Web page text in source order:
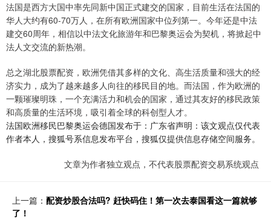
法国是西方大国中率先同新中国正式建交的国家，目前生活在法国的
华人大约有60-70万人，在所有欧洲国家中位列第一。今年还是中法
建交60周年，相信以中法文化旅游年和巴黎奥运会为契机，将掀起中
法人文交流的新热潮。
总之湖北股票配资，欧洲凭借其多样的文化、高生活质量和强大的经
济实力，成为了越来越多人向往的移民目的地。而法国，作为欧洲的
一颗璀璨明珠，一个充满活力和机会的国家，通过其友好的移民政策
和高质量的生活环境，吸引着全球的科创型人才。
法国欧洲移民巴黎奥运会德国发布于：广东省声明：该文观点仅代表
作者本人，搜狐号系信息发布平台，搜狐仅提供信息存储空间服务。
文章为作者独立观点，不代表股票配资交易系统观点
上一篇： 配资炒股合法吗? 赶快码住！第一次去泰国看这一篇就够
了！